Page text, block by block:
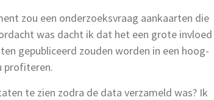
zou een onderzoeksvraag aankaarten die
was dacht ik dat het een grote invloed
gepubliceerd zouden worden in een hoog-
profiteren.
te zien zodra de data verzameld was? Ik